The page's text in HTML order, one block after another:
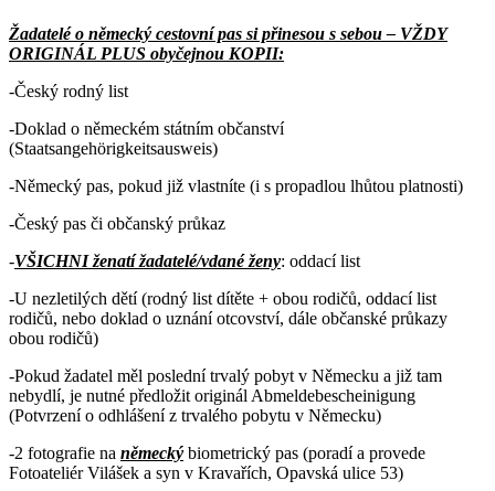
Žadatelé o německý cestovní pas si přinesou s sebou – VŽDY
ORIGINÁL PLUS obyčejnou KOPII:
-Český rodný list
-Doklad o německém státním občanství
(Staatsangehörigkeitsausweis)
-Německý pas, pokud již vlastníte (i s propadlou lhůtou platnosti)
-Český pas či občanský průkaz
-VŠICHNI ženatí žadatelé/vdané ženy: oddací list
-U nezletilých dětí (rodný list dítěte + obou rodičů, oddací list
rodičů, nebo doklad o uznání otcovství, dále občanské průkazy
obou rodičů)
-Pokud žadatel měl poslední trvalý pobyt v Německu a již tam
nebydlí, je nutné předložit originál Abmeldebescheinigung
(Potvrzení o odhlášení z trvalého pobytu v Německu)
-2 fotografie na německý biometrický pas (poradí a provede
Fotoateliér Vilášek a syn v Kravařích, Opavská ulice 53)